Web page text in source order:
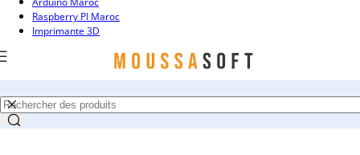
Passer à la navigationPasser au contenu principal
Raspberry PI Maroc
Imprimante 3D